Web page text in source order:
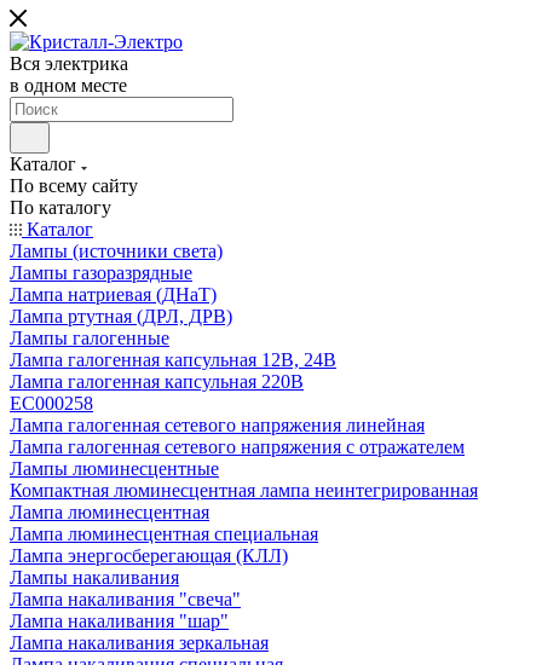
Вся электрика
в одном месте
Каталог
По всему сайту
По каталогу
Каталог
Лампы (источники света)
Лампы газоразрядные
Лампа натриевая (ДНаТ)
Лампа ртутная (ДРЛ, ДРВ)
Лампы галогенные
Лампа галогенная капсульная 12В, 24В
Лампа галогенная капсульная 220В
EC000258
Лампа галогенная сетевого напряжения линейная
Лампа галогенная сетевого напряжения с отражателем
Лампы люминесцентные
Компактная люминесцентная лампа неинтегрированная
Лампа люминесцентная
Лампа люминесцентная специальная
Лампа энергосберегающая (КЛЛ)
Лампы накаливания
Лампа накаливания "свеча"
Лампа накаливания "шар"
Лампа накаливания зеркальная